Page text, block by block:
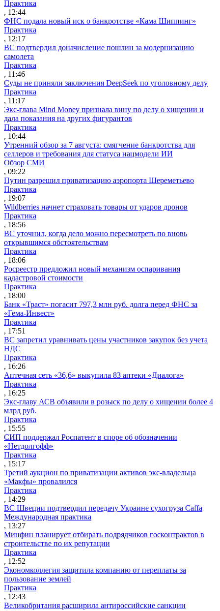
Практика
, 12:44
ФНС подала новый иск о банкротстве «Кама Шиппинг»
Практика
, 12:17
ВС подтвердил доначисление пошлин за модернизацию
самолета
Практика
, 11:46
Суды не приняли заключения DeepSeek по уголовному делу
Практика
, 11:17
Экс-глава Mind Money признала вину по делу о хищении и
дала показания на других фигурантов
Практика
, 10:44
Утренний обзор за 7 августа: смягчение банкротства для
селлеров и требования для статуса нацмодели ИИ
Обзор СМИ
, 09:22
Путин разрешил приватизацию аэропорта Шереметьево
Практика
, 19:07
Wildberries начнет страховать товары от ударов дронов
Практика
, 18:56
ВС уточнил, когда дело можно пересмотреть по вновь
открывшимся обстоятельствам
Практика
, 18:06
Росреестр предложил новый механизм оспаривания
кадастровой стоимости
Практика
, 18:00
Банк «Траст» погасит 797,3 млн руб. долга перед ФНС за
«Гема-Инвест»
Практика
, 17:51
ВС запретил уравнивать цены участников закупок без учета
НДС
Практика
, 16:26
Аптечная сеть «36,6» выкупила 83 аптеки «Диалога»
Практика
, 16:25
Экс-главу АСВ объявили в розыск по делу о хищении более 4
млрд руб.
Практика
, 15:55
СИП поддержал Роспатент в споре об обозначении
«Нетдолгофф»
Практика
, 15:17
Третий аукцион по приватизации активов экс-владельца
«Макфы» провалился
Практика
, 14:29
ВС Швеции подтвердил передачу Украине сухогруза Caffa
Международная практика
, 13:27
Минфин планирует отбирать подрядчиков госконтрактов в
строительстве по их репутации
Практика
, 12:52
Экономколлегия защитила компанию от переплаты за
пользование землей
Практика
, 12:43
Великобритания расширила антироссийские санкции